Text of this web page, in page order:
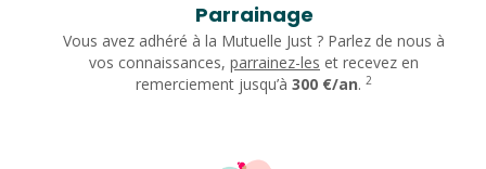
Parrainage
Vous avez adhéré à la Mutuelle Just ? Parlez de nous à
vos connaissances, parrainez-les et recevez en
remerciement jusqu’à 300 €/an. 2